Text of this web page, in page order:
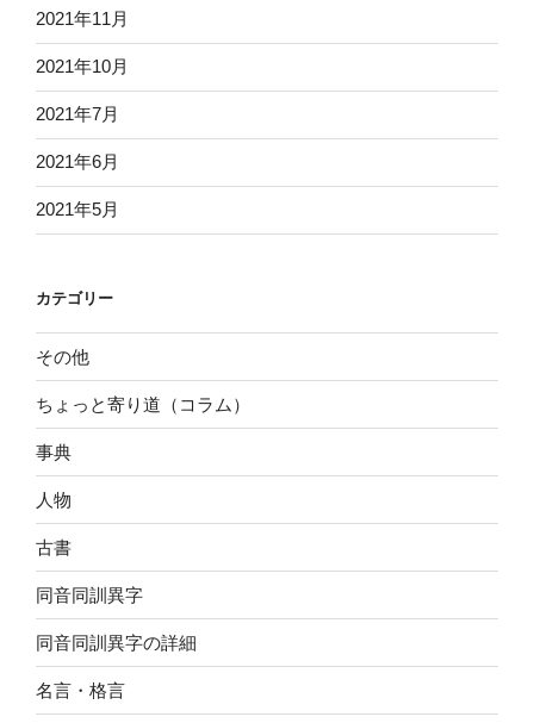
2021年11月
2021年10月
2021年7月
2021年6月
2021年5月
カテゴリー
その他
ちょっと寄り道（コラム）
事典
人物
古書
同音同訓異字
同音同訓異字の詳細
名言・格言